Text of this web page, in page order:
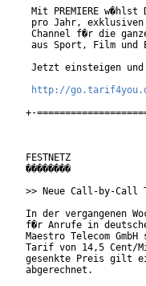
Mit PREMIERE
pro Jahr, exklusiven
Channel f�r die
aus Sport, Film
Jetzt einsteigen und
http://
+-
FESTNETZ
��������
>> Neue Call-by-
In der vergangenen
f�r Anrufe in
Maestro Telecom
Tarif von 14,5 Cent/
gesenkte Preis gilt
abgerechnet.